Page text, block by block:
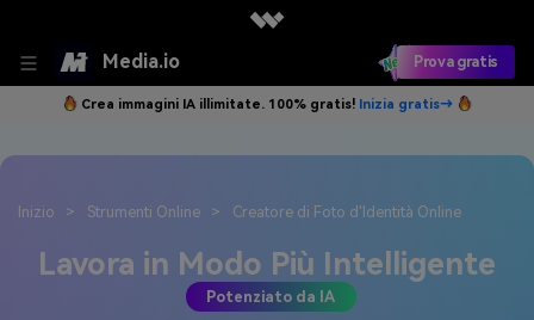
Media.io Prova gratis
Crea immagini IA illimitate. 100% gratis! Inizia gratis→
Inizio > Strumenti Online > Creatore di Foto d'Identità Online
Lavora in Modo Più Intelligente
Potenziato da IA